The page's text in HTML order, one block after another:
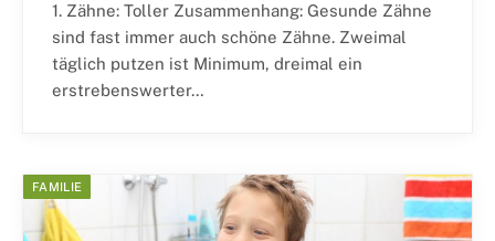
1. Zähne: Toller Zusammenhang: Gesunde Zähne
sind fast immer auch schöne Zähne. Zweimal
täglich putzen ist Minimum, dreimal ein
erstrebenswerter…
FAMILIE